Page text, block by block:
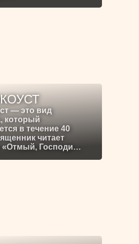
— это вид
который
в течение 40
читает
«Отмый, Господи…